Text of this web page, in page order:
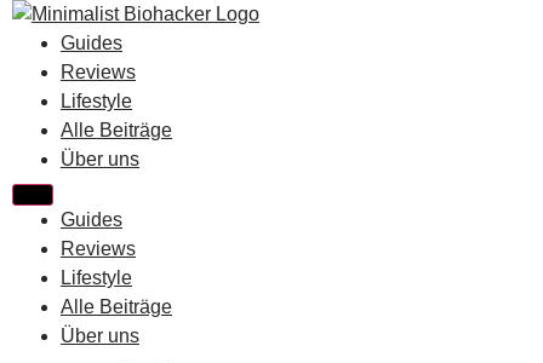
Zum
Inhalt
springen
Guides
Reviews
Lifestyle
Alle Beiträge
Über uns
Guides
Reviews
Lifestyle
Alle Beiträge
Über uns